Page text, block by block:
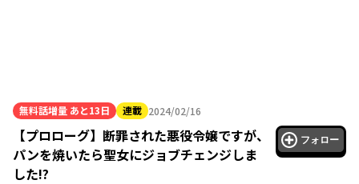
無料話増量 あと13日 連載 2024/02/16
2024年02月16日
【プロローグ】 断罪された悪役令嬢ですが、
パンを焼いたら聖女にジョブチェンジしま
した!?
フォロー